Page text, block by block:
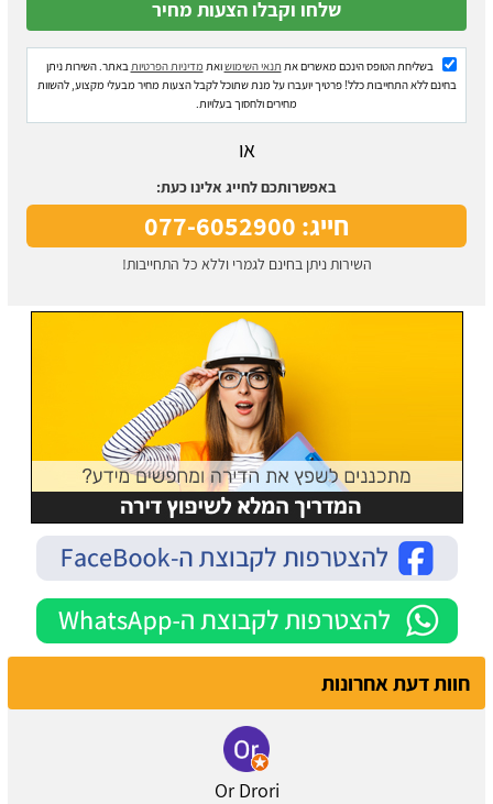
בשליחת הטופס הינכם מאשרים את תנאי השימושואת מדיניות הפרטיותבאתר. השירות ניתן
בחינם ללא התחייבות כלל! פרטיך יועברו על מנת שתוכל לקבל הצעות מחיר מבעלי מקצוע, להשוות
מחירים ולחסוך בעלויות.
או
באפשרותכם לחייג אלינו כעת:
חייג: 077-6052900
השירות ניתן בחינם לגמרי וללא כל התחייבות!
חוות דעת אחרונות
Or Drori